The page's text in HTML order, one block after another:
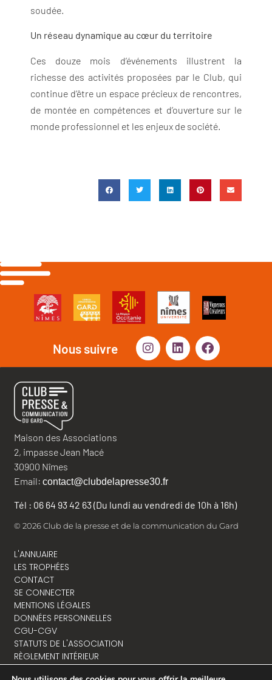
soudée.
Un réseau dynamique au cœur du territoire
Ces douze mois d’événements illustrent la
richesse des activités proposées par le Club, qui
continue d’être un espace précieux de rencontres,
de montée en compétences et d’ouverture sur le
monde professionnel et les enjeux de société.
Nous suivre
Maison des Associations
2, impasse Jean Macé
30900 Nîmes
Email: contact@clubdelapresse30.fr
Tél : 06 64 93 42 63 (Du lundi au vendredi de 10h à 16h)
© 2026 Club de la presse et de la communication du Gard
L'ANNUAIRE
LES TROPHÉES
CONTACT
SE CONNECTER
MENTIONS LÉGALES
DONNÉES PERSONNELLES
CGU-CGV
STATUTS DE L'ASSOCIATION
RÈGLEMENT INTÉRIEUR